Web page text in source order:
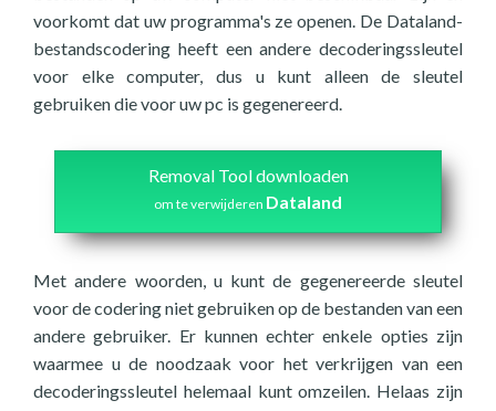
voorkomt dat uw programma's ze openen. De Dataland-
bestandscodering heeft een andere decoderingssleutel
voor elke computer, dus u kunt alleen de sleutel
gebruiken die voor uw pc is gegenereerd.
Removal Tool downloaden
om te verwijderen Dataland
Met andere woorden, u kunt de gegenereerde sleutel
voor de codering niet gebruiken op de bestanden van een
andere gebruiker. Er kunnen echter enkele opties zijn
waarmee u de noodzaak voor het verkrijgen van een
decoderingssleutel helemaal kunt omzeilen. Helaas zijn